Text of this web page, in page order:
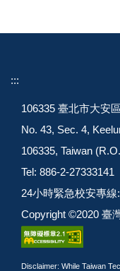
:::
106335 臺北市大安
No. 43, Sec. 4,
106335, Taiwan
Tel: 886-2-27333141
24小時緊急校安專線
Copyright ©2020 臺
Disclaimer: While Taiwan